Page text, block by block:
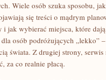
Wiele osób szuka sposobu,
się treści o mądrym
jak wybierać miejsca, które
osób podróżujących „lekko”
świata. Z drugiej strony,
za co realnie płacą.